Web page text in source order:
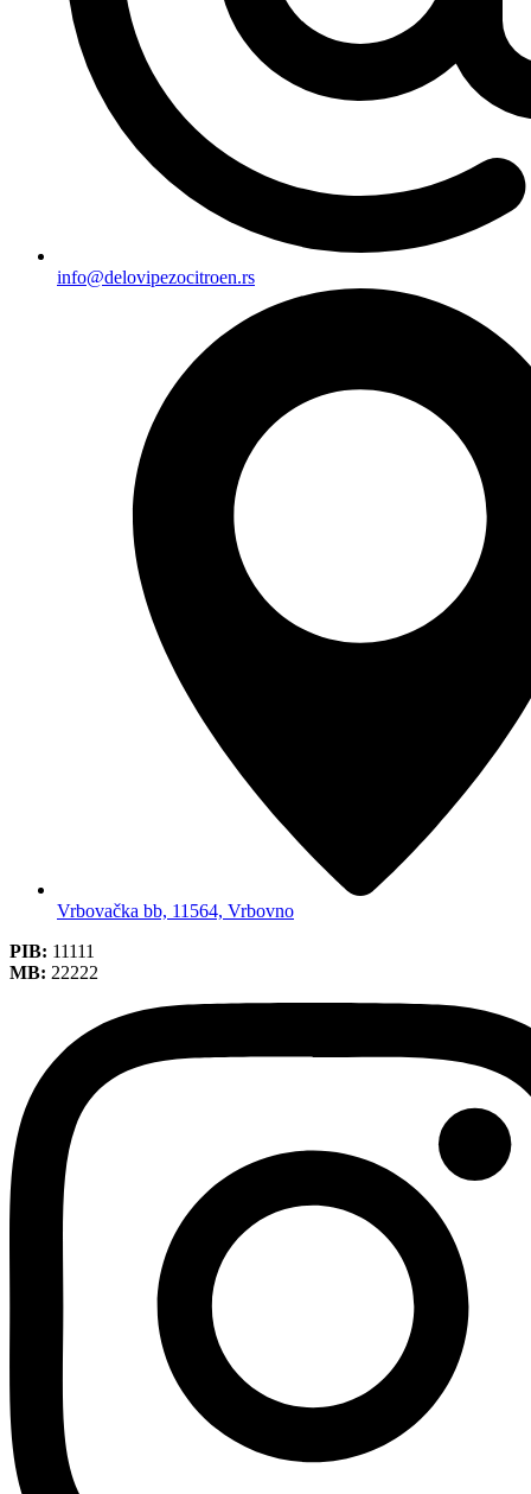
info@delovipezocitroen.rs
Vrbovačka bb, 11564, Vrbovno
PIB: 11111
MB: 22222